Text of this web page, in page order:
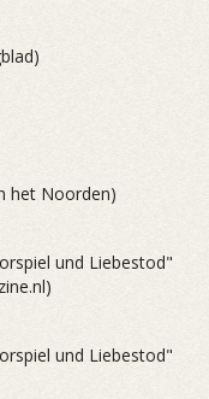
het Noorden)
und Liebestod"
und Liebestod"